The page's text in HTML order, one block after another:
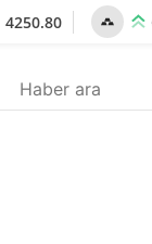
4250.80